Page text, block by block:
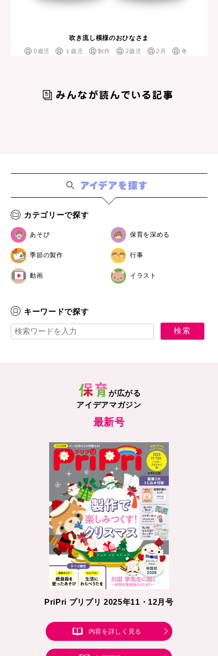
吹き流し模様のおひなさま
0歳児 １歳児 制作 2歳児 2月 冬
カテゴリーで探す
あそび 保育を深める
季節の製作 行事
動画 イラスト
キーワードで探す
が広がる
アイデアマガジン
最新号
PriPri プリプリ 2025年11・12月号
内容を詳しく見る